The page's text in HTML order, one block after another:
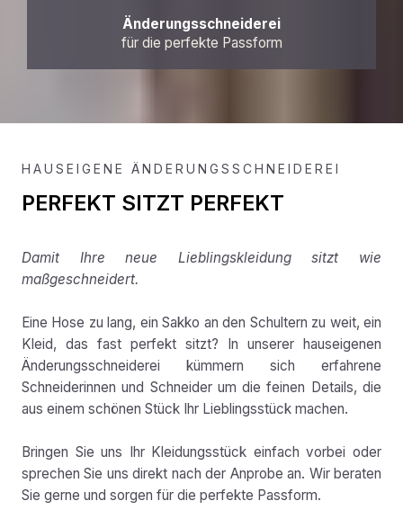
Änderungsschneiderei
für die perfekte Passform
HAUSEIGENE ÄNDERUNGSSCHNEIDEREI
PERFEKT SITZT PERFEKT
Damit Ihre neue Lieblingskleidung sitzt wie
maßgeschneidert.
Eine Hose zu lang, ein Sakko an den Schultern zu weit, ein
Kleid, das fast perfekt sitzt? In unserer hauseigenen
Änderungsschneiderei kümmern sich erfahrene
Schneiderinnen und Schneider um die feinen Details, die
aus einem schönen Stück Ihr Lieblingsstück machen.
Bringen Sie uns Ihr Kleidungsstück einfach vorbei oder
sprechen Sie uns direkt nach der Anprobe an. Wir beraten
Sie gerne und sorgen für die perfekte Passform.